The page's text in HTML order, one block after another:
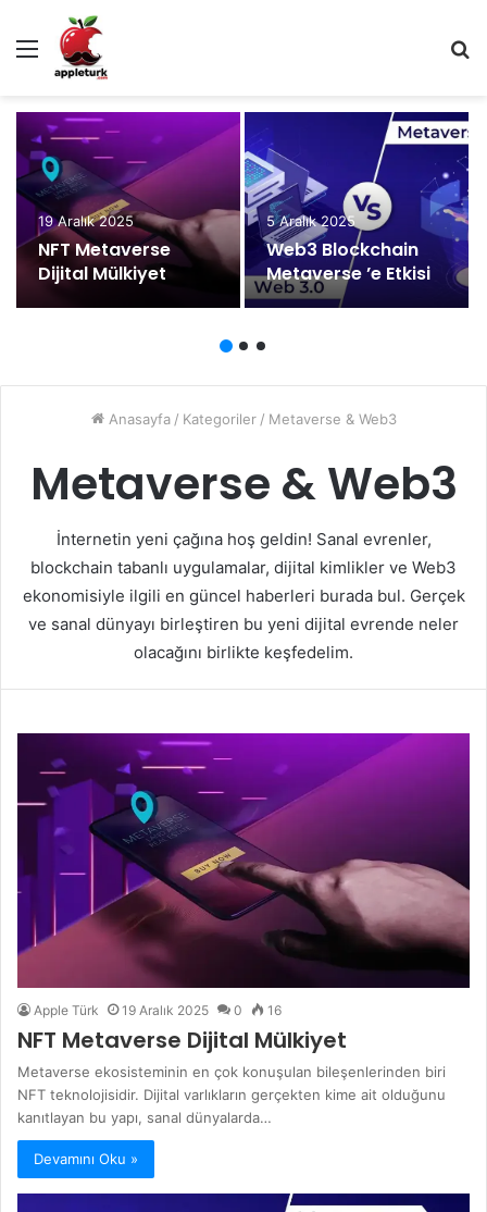
Menü
19 Aralık 2025
NFT Metaverse
Dijital Mülkiyet
5 Aralık 2025
Web3 Blockchain
Metaverse ’e Etkisi
Anasayfa / Kategoriler / Metaverse & Web3
Metaverse & Web3
İnternetin yeni çağına hoş geldin! Sanal evrenler,
blockchain tabanlı uygulamalar, dijital kimlikler ve Web3
ekonomisiyle ilgili en güncel haberleri burada bul. Gerçek
ve sanal dünyayı birleştiren bu yeni dijital evrende neler
olacağını birlikte keşfedelim.
Apple Türk 19 Aralık 2025 0 16
NFT Metaverse Dijital Mülkiyet
Metaverse ekosisteminin en çok konuşulan bileşenlerinden biri
NFT teknolojisidir. Dijital varlıkların gerçekten kime ait olduğunu
kanıtlayan bu yapı, sanal dünyalarda…
Devamını Oku »